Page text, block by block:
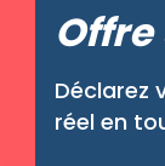
Offre
Déclarez
réel en